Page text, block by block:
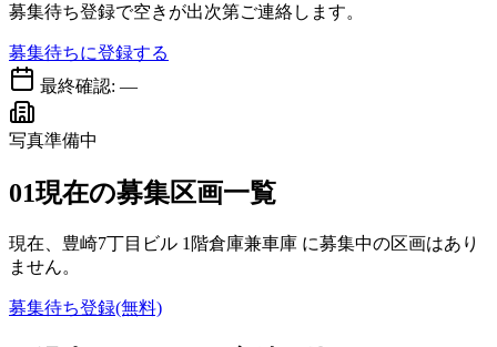
募集待ち登録で空きが出次第ご連絡します。
募集待ちに登録する
最終確認: —
写真準備中
01現在の募集区画一覧
現在、 豊崎7丁目ビル 1階倉庫兼車庫 に募集中の区画はあり
ません。
募集待ち登録(無料)